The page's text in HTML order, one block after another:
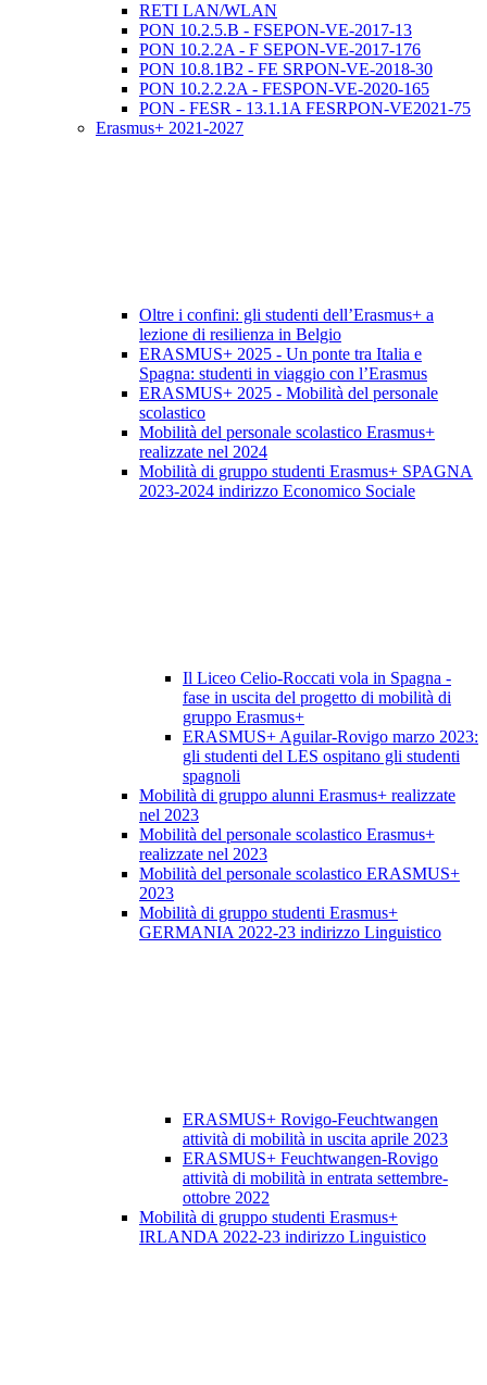
RETI LAN/WLAN
PON 10.2.5.B - FSEPON-VE-2017-13
PON 10.2.2A - F SEPON-VE-2017-176
PON 10.8.1B2 - FE SRPON-VE-2018-30
PON 10.2.2.2A - FESPON-VE-2020-165
PON - FESR - 13.1.1A FESRPON-VE2021-75
Erasmus+ 2021-2027
Oltre i confini: gli studenti dell’Erasmus+ a
lezione di resilienza in Belgio
ERASMUS+ 2025 - Un ponte tra Italia e
Spagna: studenti in viaggio con l’Erasmus
ERASMUS+ 2025 - Mobilità del personale
scolastico
Mobilità del personale scolastico Erasmus+
realizzate nel 2024
Mobilità di gruppo studenti Erasmus+ SPAGNA
2023-2024 indirizzo Economico Sociale
Il Liceo Celio-Roccati vola in Spagna -
fase in uscita del progetto di mobilità di
gruppo Erasmus+
ERASMUS+ Aguilar-Rovigo marzo 2023:
gli studenti del LES ospitano gli studenti
spagnoli
Mobilità di gruppo alunni Erasmus+ realizzate
nel 2023
Mobilità del personale scolastico Erasmus+
realizzate nel 2023
Mobilità del personale scolastico ERASMUS+
2023
Mobilità di gruppo studenti Erasmus+
GERMANIA 2022-23 indirizzo Linguistico
ERASMUS+ Rovigo-Feuchtwangen
attività di mobilità in uscita aprile 2023
ERASMUS+ Feuchtwangen-Rovigo
attività di mobilità in entrata settembre-
ottobre 2022
Mobilità di gruppo studenti Erasmus+
IRLANDA 2022-23 indirizzo Linguistico